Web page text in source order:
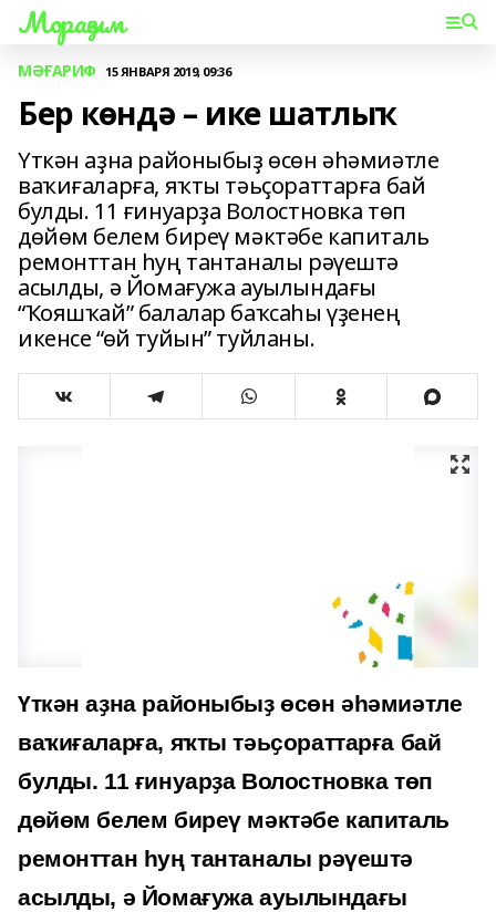
Мораҙым
МӘҒАРИФ 15 ЯНВАРЯ 2019, 09:36
Бер көндә – ике шатлыҡ
Үткән аҙна районыбыҙ өсөн әһәмиәтле
ваҡиғаларға, яҡты тәьҫораттарға бай
булды. 11 ғинуарҙа Волостновка төп
дөйөм белем биреү мәктәбе капиталь
ремонттан һуң тантаналы рәүештә
асылды, ә Йомағужа ауылындағы
“Ҡояшҡай” балалар баҡсаһы үҙенең
икенсе “өй туйын” туйланы.
Үткән аҙна районыбыҙ өсөн әһәмиәтле
ваҡиғаларға, яҡты тәьҫораттарға бай
булды. 11 ғинуарҙа Волостновка төп
дөйөм белем биреү мәктәбе капиталь
ремонттан һуң тантаналы рәүештә
асылды, ә Йомағужа ауылындағы